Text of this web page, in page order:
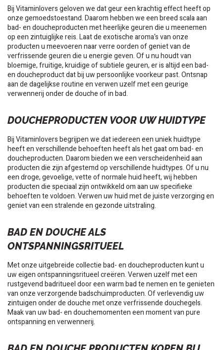
Bij Vitaminlovers geloven we dat geur een krachtig effect heeft op
onze gemoedstoestand. Daarom hebben we een breed scala aan
bad- en doucheproducten met heerlijke geuren die u meenemen
op een zintuiglijke reis. Laat de exotische aroma's van onze
producten u meevoeren naar verre oorden of geniet van de
verfrissende geuren die u energie geven. Of u nu houdt van
bloemige, fruitige, kruidige of subtiele geuren, er is altijd een bad-
en doucheproduct dat bij uw persoonlijke voorkeur past. Ontsnap
aan de dagelijkse routine en verwen uzelf met een geurige
verwennerij onder de douche of in bad.
DOUCHEPRODUCTEN VOOR UW HUIDTYPE
Bij Vitaminlovers begrijpen we dat iedereen een uniek huidtype
heeft en verschillende behoeften heeft als het gaat om bad- en
doucheproducten. Daarom bieden we een verscheidenheid aan
producten die zijn afgestemd op verschillende huidtypes. Of u nu
een droge, gevoelige, vette of normale huid heeft, wij hebben
producten die speciaal zijn ontwikkeld om aan uw specifieke
behoeften te voldoen. Verwen uw huid met de juiste verzorging en
geniet van een stralende en gezonde uitstraling.
BAD EN DOUCHE ALS
ONTSPANNINGSRITUEEL
Met onze uitgebreide collectie bad- en doucheproducten kunt u
uw eigen ontspanningsritueel creëren. Verwen uzelf met een
rustgevend badritueel door een warm bad te nemen en te genieten
van onze verzorgende badschuimproducten. Of verlevendig uw
zintuigen onder de douche met onze verfrissende douchegels.
Maak van uw bad- en douchemomenten een moment van pure
ontspanning en verwennerij.